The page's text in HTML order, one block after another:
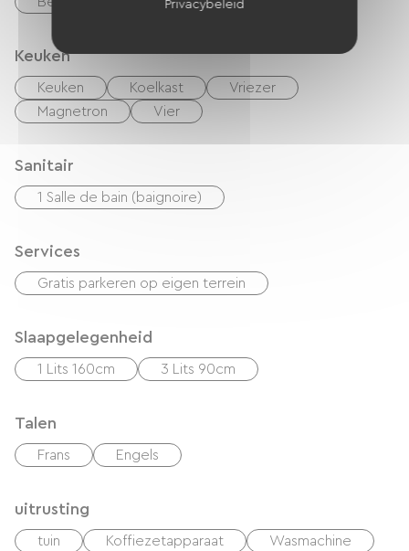
Keuken
Keuken Koelkast
Vriezer
Magnetron
Vier
Sanitair
1 Salle de bain (baignoire)
Services
Gratis parkeren op eigen terrein
Slaapgelegenheid
1 Lits 160cm 3 Lits 90cm
Talen
Frans Engels
uitrusting
tuin Koffiezetapparaat
Wasmachine
Privacybeleid